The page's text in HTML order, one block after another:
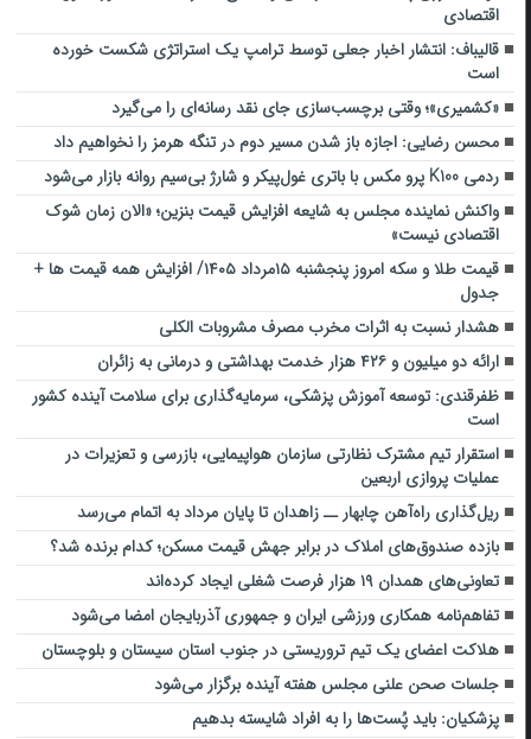
اقتصادی
قالیباف: انتشار اخبار جعلی توسط ترامپ یک استراتژی شکست خورده
است
«کشمیری»؛ وقتی برچسب‌سازی جای نقد رسانه‌ای را می‌گیرد
محسن رضایی: اجازه باز شدن مسیر دوم در تنگه هرمز را نخواهیم داد
ردمی K100 پرو مکس با باتری غول‌پیکر و شارژ بی‌سیم روانه بازار می‌شود
واکنش نماینده مجلس به شایعه افزایش قیمت بنزین؛ «الان زمان شوک
اقتصادی نیست»
قیمت طلا و سکه امروز پنجشنبه ۱۵مرداد ۱۴۰۵/ افزایش همه قیمت ها +
جدول
هشدار نسبت به اثرات مخرب مصرف مشروبات الکلی
ارائه دو میلیون و ۴۲۶ هزار خدمت بهداشتی و درمانی به زائران
ظفرقندی: توسعه آموزش پزشکی، سرمایه‌گذاری برای سلامت آینده کشور
است
استقرار تیم مشترک نظارتی سازمان هواپیمایی، بازرسی و تعزیرات در
عملیات پروازی اربعین
ریل‌گذاری راه‌آهن چابهار ــ زاهدان تا پایان مرداد به اتمام می‌رسد
بازده صندوق‌های املاک در برابر جهش قیمت مسکن؛ کدام برنده شد؟
تعاونی‌های همدان ۱۹ هزار فرصت شغلی ایجاد کرده‌اند
تفاهم‌نامه همکاری ورزشی ایران و جمهوری آذربایجان امضا می‌شود
هلاکت اعضای یک تیم تروریستی در جنوب استان سیستان و بلوچستان
جلسات صحن علنی مجلس هفته آینده برگزار می‌شود
پزشکیان: باید پُست‌ها را به افراد شایسته بدهیم